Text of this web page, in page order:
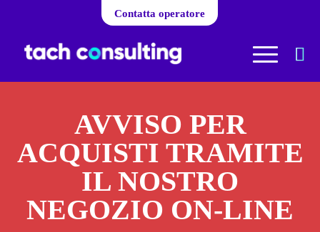
Contatta operatore
AVVISO PER
ACQUISTI TRAMITE
IL NOSTRO
NEGOZIO ON-LINE